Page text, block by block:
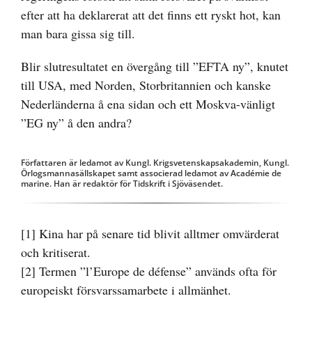
efter att ha deklarerat att det finns ett ryskt hot, kan
man bara gissa sig till.
Blir slutresultatet en övergång till ”EFTA ny”, knutet
till USA, med Norden, Storbritannien och kanske
Nederländerna å ena sidan och ett Moskva-vänligt
”EG ny” å den andra?
Författaren är ledamot av Kungl. Krigsvetenskapsakademin, Kungl.
Örlogsmannasällskapet samt associerad ledamot av Académie de
marine. Han är redaktör för Tidskrift i Sjöväsendet.
[1] Kina har på senare tid blivit alltmer omvärderat
och kritiserat.
[2] Termen ”l’Europe de défense” används ofta för
europeiskt försvarssamarbete i allmänhet.